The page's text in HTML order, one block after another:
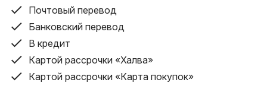
Отличный и надёжный ноутбук, подходящий для
любых задач:
- Подберём бюджетный, офисный или игровой
вариант под ваши задачи и бюджет.
- Комплектацию и состояние можно уточнить у
менеджера или на сайте.
Почтовый перевод
Банковский перевод
В кредит
Картой рассрочки «Халва»
Картой рассрочки «Карта покупок»